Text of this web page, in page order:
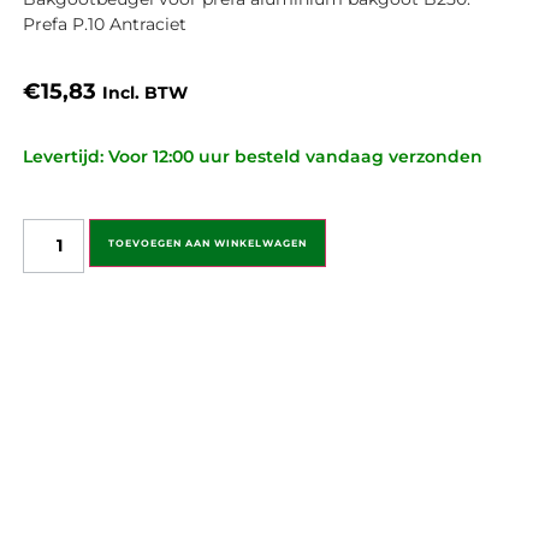
Prefa P.10 Antraciet
€15,83 Incl. BTW
Levertijd: Voor 12:00 uur besteld vandaag verzonden
TOEVOEGEN AAN WINKELWAGEN